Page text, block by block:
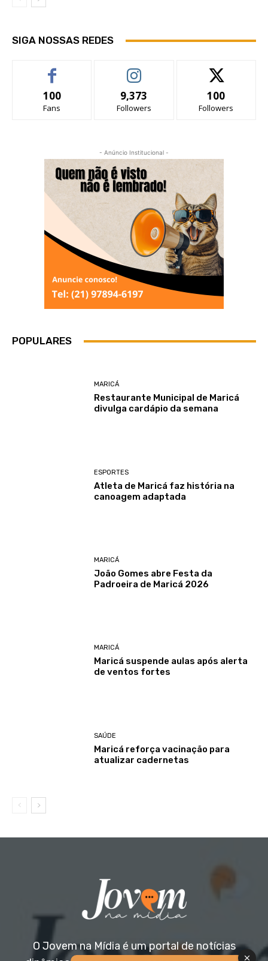
SIGA NOSSAS REDES
100
Fans
9,373
Followers
100
Followers
- Anúncio Institucional -
POPULARES
MARICÁ
Restaurante Municipal de Maricá
divulga cardápio da semana
ESPORTES
Atleta de Maricá faz história na
canoagem adaptada
MARICÁ
João Gomes abre Festa da
Padroeira de Maricá 2026
MARICÁ
Maricá suspende aulas após alerta
de ventos fortes
SAÚDE
Maricá reforça vacinação para
atualizar cadernetas
O Jovem na Mídia é um portal de notícias